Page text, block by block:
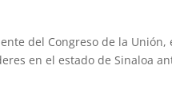
del Congreso de la
en el estado de Sinaloa